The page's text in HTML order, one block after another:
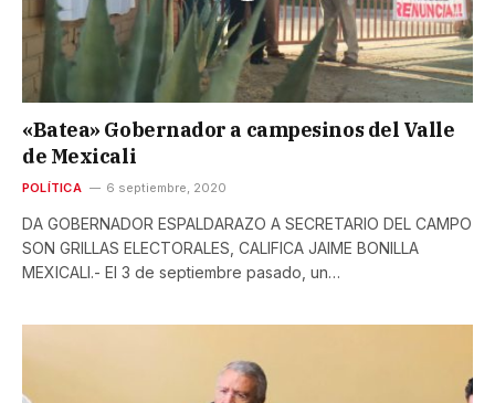
«Batea» Gobernador a campesinos del Valle
de Mexicali
POLÍTICA 6 septiembre, 2020
DA GOBERNADOR ESPALDARAZO A SECRETARIO DEL CAMPO
SON GRILLAS ELECTORALES, CALIFICA JAIME BONILLA
MEXICALI.- El 3 de septiembre pasado, un…